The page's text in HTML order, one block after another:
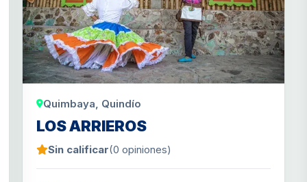
Quimbaya, Quindío
LOS ARRIEROS
Sin calificar(0 opiniones)